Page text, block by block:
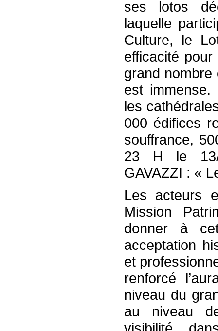
ses lotos
laquelle
Culture, le
efficacité
grand nombre
est
les
000 édifices
souffrance,
23 H le 13/
GAVAZZI : «
Les acteurs
Mission
donner à
acceptation
et
renforcé
niveau du
au niveau